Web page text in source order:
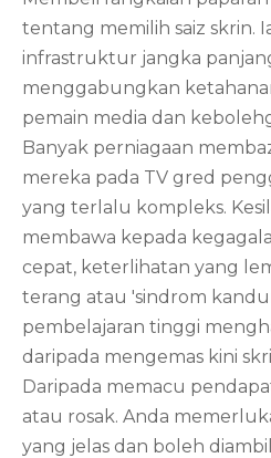
tentang memilih saiz skrin.
infrastruktur jangka
menggabungkan
pemain media dan
Banyak perniagaan
mereka pada TV gred
yang terlalu kompleks.
membawa kepada
cepat, keterlihatan yang
terang atau 'sindrom
pembelajaran tinggi
daripada mengemas kini
Daripada memacu
atau rosak. Anda
yang jelas dan boleh